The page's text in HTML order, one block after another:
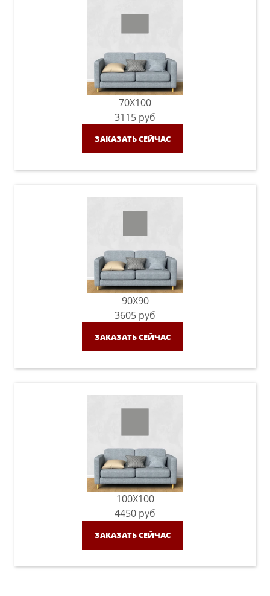
70X100
3115 руб
ЗАКАЗАТЬ СЕЙЧАС
90X90
3605 руб
ЗАКАЗАТЬ СЕЙЧАС
100X100
4450 руб
ЗАКАЗАТЬ СЕЙЧАС